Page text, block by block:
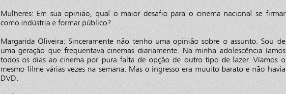
Mulheres: Em sua opinião, qual o maior desafio para o cinema nacional se firmar
como indústria e formar público?
Margarida Oliveira: Sinceramente não tenho uma opinião sobre o assunto. Sou de
uma geração que freqüentava cinemas diariamente. Na minha adolescência íamos
todos os dias ao cinema por pura falta de opção de outro tipo de lazer. Víamos o
mesmo filme várias vezes na semana. Mas o ingresso era muuito barato e não havia
DVD.